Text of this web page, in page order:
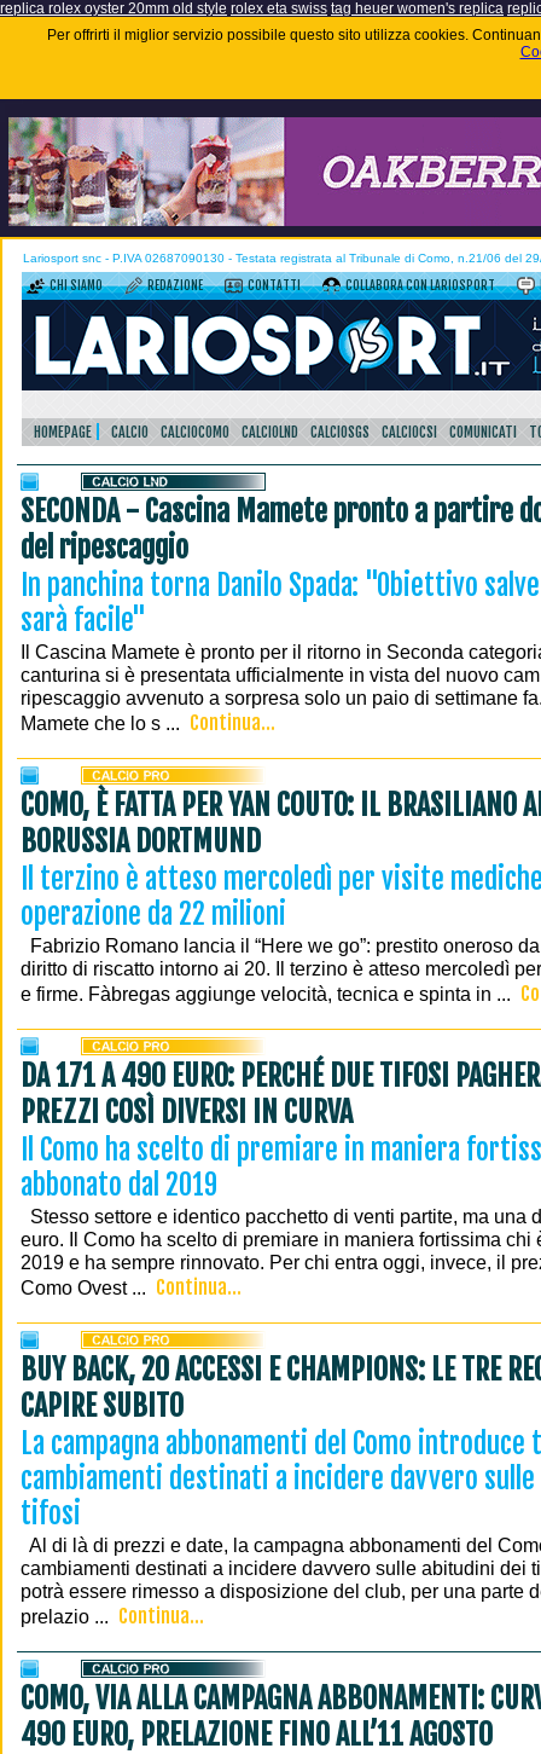
replica rolex oyster 20mm old style rolex eta swiss tag heuer women's replica
Per offrirti il miglior servizio possibile questo sito utilizza cookies.
Lariosport snc - P.IVA 02687090130 - Testata registrata al Tribunale di Como, n.21/06 del
CHI SIAMO REDAZIONE CONTATTI COLLABORA CON LARIOSPORT
HOMEPAGE CALCIO CALCIOCOMO CALCIOLND CALCIOSGS CALCIOCSI COMUNICATI
SECONDA - Cascina Mamete pronto a partire
del ripescaggio
In panchina torna Danilo Spada: "Obiettivo
sarà facile"
Il Cascina Mamete è pronto per il ritorno in Seconda
canturina si è presentata ufficialmente in vista del nuovo
ripescaggio avvenuto a sorpresa solo un paio di settimane
Mamete che lo s ... Continua...
COMO, È FATTA PER YAN COUTO: IL BRASILIANO
BORUSSIA DORTMUND
Il terzino è atteso mercoledì per visite
operazione da 22 milioni
Fabrizio Romano lancia il “Here we go”: prestito oneroso
diritto di riscatto intorno ai 20. Il terzino è atteso mercoledì
e firme. Fàbregas aggiunge velocità, tecnica e spinta in ...
DA 171 A 490 EURO: PERCHÉ DUE TIFOSI
PREZZI COSÌ DIVERSI IN CURVA
Il Como ha scelto di premiare in maniera
abbonato dal 2019
Stesso settore e identico pacchetto di venti partite, ma una
euro. Il Como ha scelto di premiare in maniera fortissima chi
2019 e ha sempre rinnovato. Per chi entra oggi, invece, il
Como Ovest ... Continua...
BUY BACK, 20 ACCESSI E CHAMPIONS: LE TRE
CAPIRE SUBITO
La campagna abbonamenti del Como introduce
cambiamenti destinati a incidere davvero
tifosi
Al di là di prezzi e date, la campagna abbonamenti del
cambiamenti destinati a incidere davvero sulle abitudini dei
potrà essere rimesso a disposizione del club, per una parte
prelazio ... Continua...
COMO, VIA ALLA CAMPAGNA ABBONAMENTI:
490 EURO, PRELAZIONE FINO ALL’11 AGOSTO